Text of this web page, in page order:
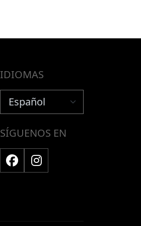
IDIOMAS
SÍGUENOS EN